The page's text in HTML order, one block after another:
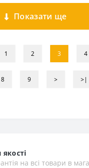
Показати ще
1 2 3 4
8 9 > >|
якості
на всі товари в